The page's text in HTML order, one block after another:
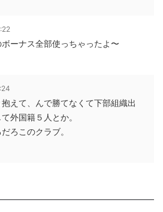
ーナス全部使っちゃったよ〜
えて、んで勝てなくて下部組織出
外国籍５人とか。
ろこのクラブ。